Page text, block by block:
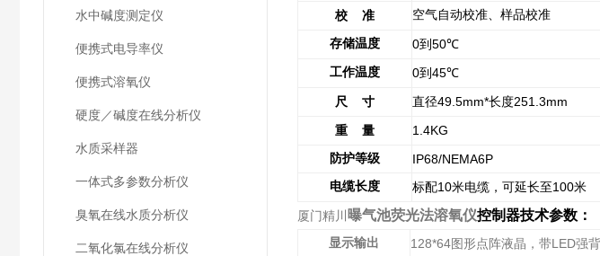
水中碱度测定仪
便携式电导率仪
便携式溶氧仪
硬度／碱度在线分析仪
水质采样器
一体式多参数分析仪
臭氧在线水质分析仪
二氧化氯在线分析仪
校 准 空气自动校准、样品校准
存储温度 0到 50℃
工作温度 0到 45℃
尺 寸 直径49.5mm*长度251.3mm
重 量 1.4KG
防护等级 IP68/NEMA6P
电缆长度 标配10米电缆，可延长至 100米
厦门精川 曝气池荧光法溶氧仪控制器技术参数：
显示输出 128*64图形点阵液晶，带LED强